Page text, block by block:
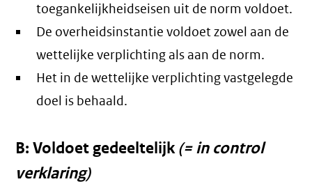
toegankelijkheidseisen uit de norm voldoet.
De overheidsinstantie voldoet zowel aan de
wettelijke verplichting als aan de norm.
Het in de wettelijke verplichting vastgelegde
doel is behaald.
B: Voldoet gedeeltelijk(= in control
verklaring)